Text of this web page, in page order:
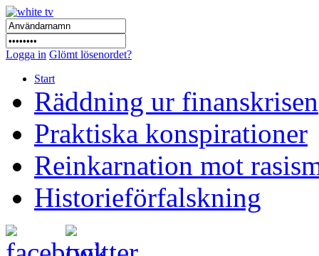
Logga in Glömt lösenordet?
Start
Räddning ur finanskrisen
Praktiska konspirationer
Reinkarnation mot
Historieförfalskning